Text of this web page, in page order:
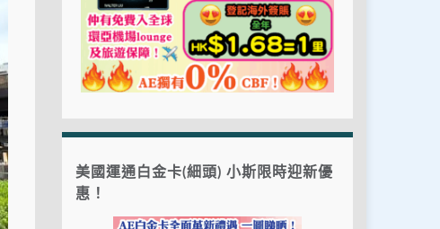
美國運通白金卡(細頭) 小斯限時迎新優
惠！